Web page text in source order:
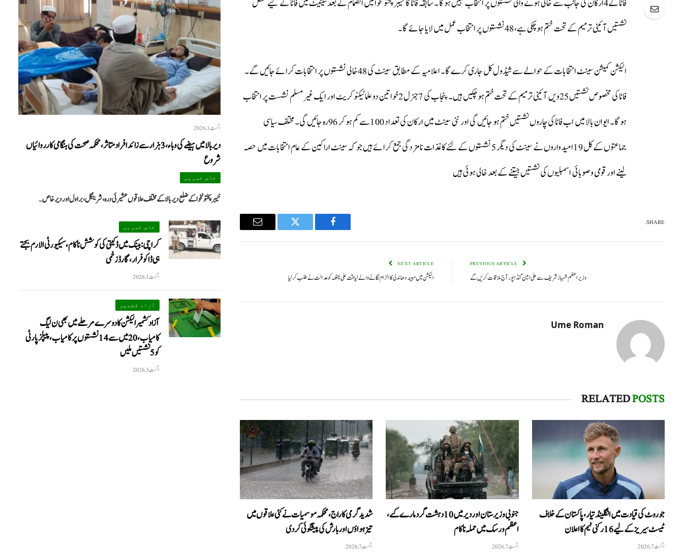
فاٹا کے4ارکان کی جانب سے خالی ہونے والی نشستوں پر انتخاب نہیں ہوگا ۔سابقہ فاٹا کا خیبرپختونخوا میں انضمام کے بعد سینیٹ میں فاٹا کے لیے مختص
نشستیں آئینی ترمیم کے تحت ختم ہوچکی ہے، 48نشستوں پر انتخاب عمل میں لایا جائے گا۔
الیکشن کمیشن سینٹ انتخابات کے حوالے سے شیڈول کل جاری کرے گا۔ اعلامیہ کے مطابق سینٹ کی 48خالی نشستوں پر انتخابات کرائے جائیں گے۔
فاٹا کی مخصوص نشستیں 25ویں آئینی ترمیم کے تحت ختم ہو چکیں ہیں۔ پنجاب کی 7جنرل 2خواتین دو علما ٹیکنو کریٹ اور ایک غیر مسلم نشست پر انتخاب
ہو گا۔ ایوان بالا میں اب فاٹا کی چاروں نشستیں ختم ہو جائیں گی اور نئی سینٹ میں ارکان کی تعداد 100سے کم ہو کر 96رہ جائیں گی۔ مختلف سیاسی
جماعتوں کے کل 19امیدواروں نے سینٹ کی دیگر 5 نشستوں کے لئے کاغذات نامزدگی جمع کرائے ہیں جو کہ سینٹ اراکین کے عام انتخابات میں حصہ
لینے اور قومی و صوبائی اسمبلیوں کی نشستیں جیتنے کے بعد خالی ہوئی ہیں
SHARE.
Facebook
Twitter
Email
وزیر اعظم شہباز شریف سے علی امین گنڈا پور آج ملاقات کریں گے
NEXT ARTICLE
الیکشن میں مبینہ دھاندلی کا الزام لگانے والے لیاقت علی چٹھہ کو عدالت نے طلب کرلیا
Ume Roman
RELATEDPOSTS
جو روٹ کی قیادت میں انگلینڈ تیار، پاکستان کے خلاف
ٹیسٹ سیریز کے لیے 16 رکنی ٹیم کا اعلان
اگست 7, 2026
جنوبی وزیرستان اور دیر میں 10 دہشت گرد مارے گئے،
اعظم ورسک میں حملہ ناکام
اگست 7, 2026
شدید گرمی کا راج، محکمہ موسمیات نے کئی علاقوں میں
تیز ہواؤں اور بارش کی پیشگوئی کر دی
اگست 7, 2026
اگست 1, 2026
دیر بالا میں ہیضے کی وباء، 3 ہزار سے زائد افراد متاثر، محکمہ صحت کی ہنگامی کارروائیاں
شروع
خاص خبریں
خیبرپختونخوا کے ضلع دیر بالا کے مختلف علاقوں عشیرئی درہ، شرینگل، براول اور دیر خاص…
خاص خبریں
کراچی: بینک میں ڈکیتی کی کوشش ناکام، سیکیورٹی الارم بجتے
ہی ڈاکو فرار، گارڈ زخمی
اگست 1, 2026
آزاد کشمیر
آزاد کشمیر الیکشن کا دوسرے مرحلے میں بھی ن لیگ
کامیاب، 20 میں سے 14 نشستوں پر کامیاب، پیپلزپارٹی
کو 5 نشستیں ملیں
اگست 3, 2026